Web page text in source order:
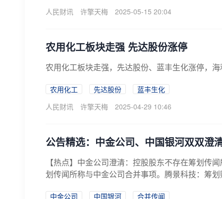
人民财讯
许擎天梅 2025-05-15 20:04
农用化工板块走强 先达股份涨停
农用化工板块走强，先达股份、蓝丰生化涨停，
农用化工 先达股份
蓝丰生化
人民财讯
许擎天梅 2025-04-29 10:46
公告精选：中金公司、中国银河双双澄
【热点】中金公司澄清：控股股东不存在筹划传
划传闻所称与中金公司合并事项。腾景科技：筹
中金公司 中国银河 合并传闻